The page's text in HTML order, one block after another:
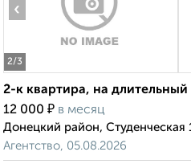
2/3
‹
2-к квартира, на
12 000 ₽ в месяц
Донецкий район, Студенческая
Агентство, 05.08.2026